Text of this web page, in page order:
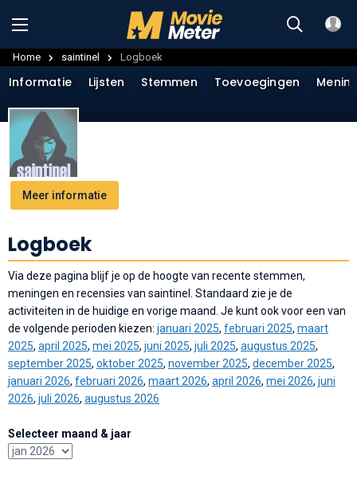
Home saintinel Logboek
Meer informatie
Informatie Lijsten Stemmen Toevoegingen
Logboek
Via deze pagina blijf je op de hoogte van recente stemmen,
meningen en recensies van saintinel. Standaard zie je de
activiteiten in de huidige en vorige maand. Je kunt ook voor een van
de volgende perioden kiezen: januari 2025, februari 2025, maart
2025, april 2025, mei 2025, juni 2025, juli 2025, augustus 2025,
september 2025, oktober 2025, november 2025, december 2025,
januari 2026, februari 2026, maart 2026, april 2026, mei 2026, juni
2026, juli 2026, augustus 2026
Selecteer maand & jaar